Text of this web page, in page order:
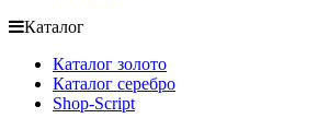
Каталог
Каталог золото
Каталог серебро
Shop-Script